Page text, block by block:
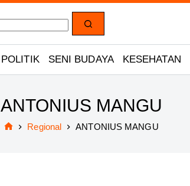
POLITIK SENI BUDAYA KESEHATAN
ANTONIUS MANGU
Regional ANTONIUS MANGU